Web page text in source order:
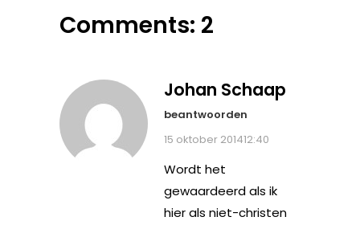
Comments: 2
Johan Schaap
beantwoorden
15 oktober 201412:40
Wordt het
gewaardeerd als ik
hier als niet-christen